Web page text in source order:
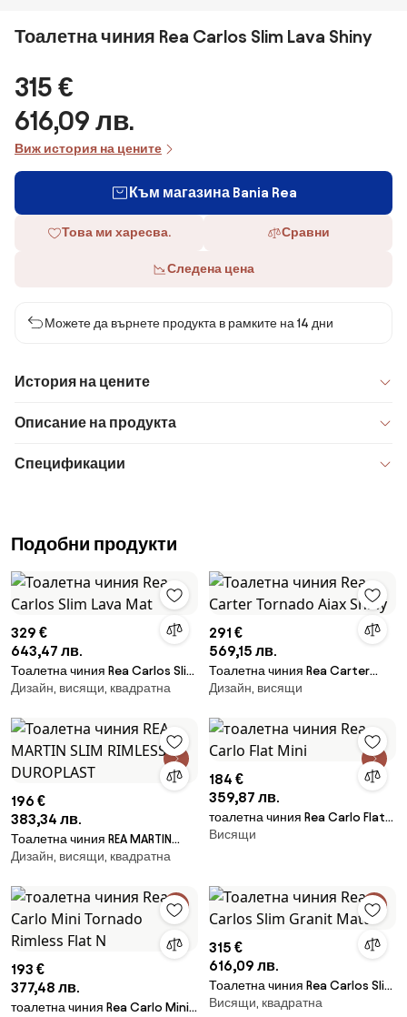
Тоалетна чиния Rea Carlos Slim Lava Shiny
315 €
616,09 лв.
Виж история на цените
Към магазина Bania Rea
Това ми харесва. Сравни
Следена цена
Можете да върнете продукта в рамките на 14 дни
История на цените
Описание на продукта
Спецификации
Подобни продукти
329 €
643,47 лв.
Тоалетна чиния Rea Carlos Slim
Lava Mat
Дизайн, висящи, квадратна
291 €
569,15 лв.
Тоалетна чиния Rea Carter
Tornado Aiax Shiny
Дизайн, висящи
196 €
383,34 лв.
Тоалетна чиния REA MARTIN
SLIM RIMLESS DUROPLAST
Дизайн, висящи, квадратна
184 €
359,87 лв.
тоалетна чиния Rea Carlo Flat
Mini
Висящи
193 €
377,48 лв.
тоалетна чиния Rea Carlo Mini
315 €
616,09 лв.
Тоалетна чиния Rea Carlos Slim
Granit Matt
Висящи, квадратна